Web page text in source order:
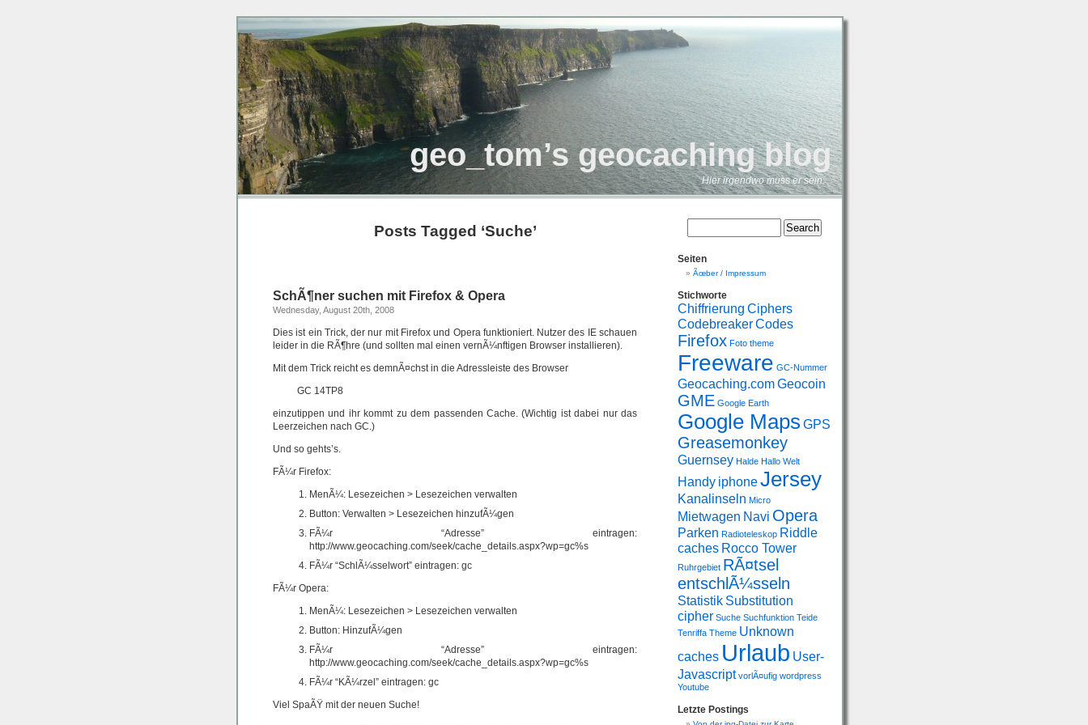
geo_tom’s geocaching blog
Hier irgendwo muss er sein.
Posts Tagged ‘Suche’
SchÃ¶ner suchen mit Firefox & Opera
Wednesday, August 20th, 2008
Dies ist ein Trick, der nur mit Firefox und Opera funktioniert. Nutzer des IE schauen
leider in die RÃ¶hre (und sollten mal einen vernÃ¼nftigen Browser installieren).
Mit dem Trick reicht es demnÃ¤chst in die Adressleiste des Browser
GC 14TP8
einzutippen und ihr kommt zu dem passenden Cache. (Wichtig ist dabei nur das
Leerzeichen nach GC.)
Und so gehts’s.
FÃ¼r Firefox:
MenÃ¼: Lesezeichen > Lesezeichen verwalten
Button: Verwalten > Lesezeichen hinzufÃ¼gen
FÃ¼r “Adresse” eintragen:
http://www.geocaching.com/seek/cache_details.aspx?wp=gc%s
FÃ¼r “SchlÃ¼sselwort” eintragen: gc
FÃ¼r Opera:
MenÃ¼: Lesezeichen > Lesezeichen verwalten
Button: HinzufÃ¼gen
FÃ¼r “Adresse” eintragen:
http://www.geocaching.com/seek/cache_details.aspx?wp=gc%s
FÃ¼r “KÃ¼rzel” eintragen: gc
Viel SpaÃŸ mit der neuen Suche!
Seiten
Ãœber / Impressum
Stichworte
Chiffrierung Ciphers
CodebreakerCodes
Firefox Foto theme
Freeware GC-Nummer
Geocaching.comGeocoin
GME Google Earth
Google Maps GPS
Greasemonkey
Guernsey Halde Hallo Welt
Handy iphoneJersey
Kanalinseln Micro
Mietwagen Navi Opera
Parken Radioteleskop Riddle
caches Rocco Tower
Ruhrgebiet RÃ¤tsel
entschlÃ¼sseln
Statistik Substitution
cipher Suche Suchfunktion Teide
Tenriffa Theme Unknown
caches Urlaub User-
Javascript vorlÃ¤ufig wordpress
Youtube
Letzte Postings